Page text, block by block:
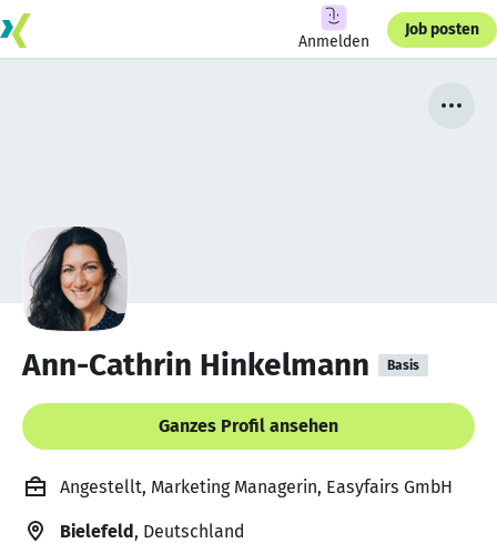
Anmelden
Job posten
Ann-Cathrin Hinkelmann Basis
Ganzes Profil ansehen
Angestellt, Marketing Managerin, Easyfairs GmbH
Bielefeld, Deutschland